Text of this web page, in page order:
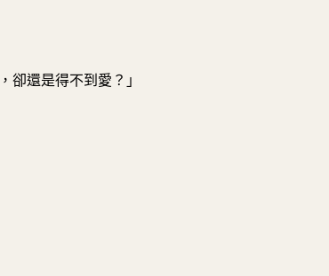
卻還是得不到愛？」